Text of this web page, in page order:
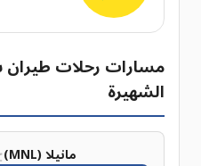
مسارات رحلات طيران
الشهيرة
مانيلا (MNL)